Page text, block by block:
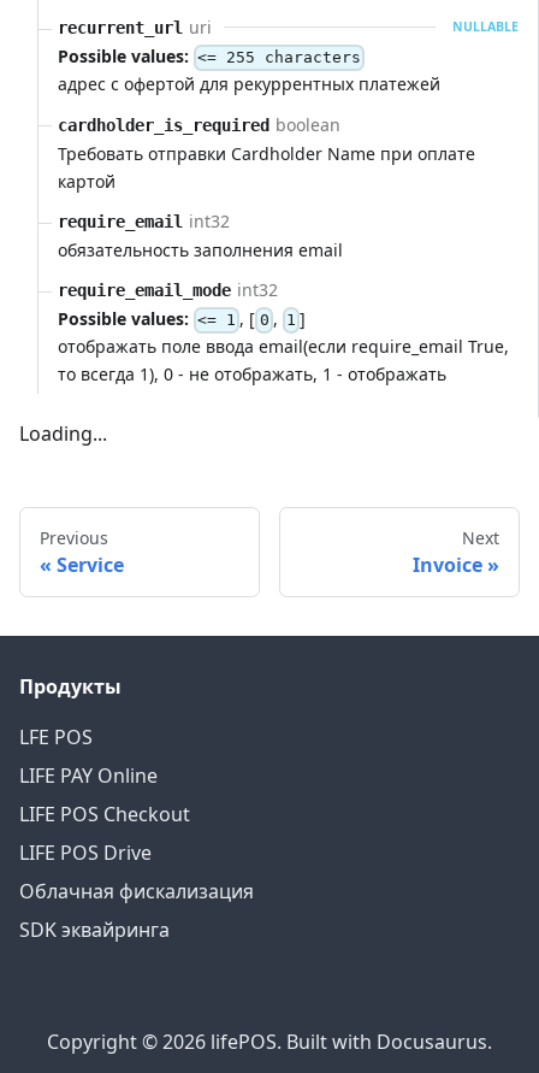
recurrent_url uri NULLABLE
Possible values: <= 255 characters
адрес с офертой для рекуррентных платежей
cardholder_is_required boolean
Требовать отправки Cardholder Name при оплате
картой
require_email int32
обязательность заполнения email
require_email_mode int32
Possible values: <= 1 , [ 0 , 1 ]
отображать поле ввода email(если require_email True,
то всегда 1), 0 - не отображать, 1 - отображать
Loading...
Previous
Service
Next
Invoice
Продукты
LFE POS
LIFE PAY Online
LIFE POS Checkout
LIFE POS Drive
Облачная фискализация
SDK эквайринга
Copyright © 2026 lifePOS. Built with Docusaurus.